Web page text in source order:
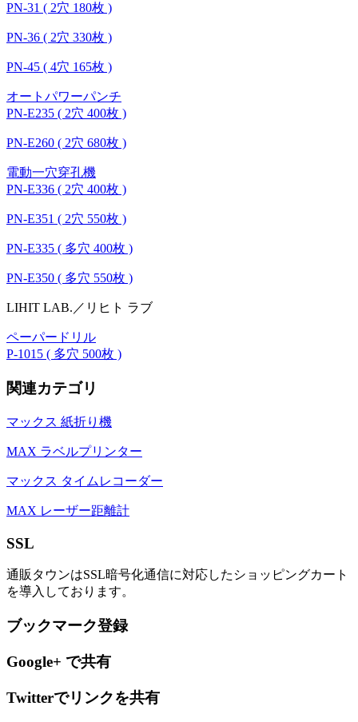
PN-31 ( 2穴 180枚 )
PN-36 ( 2穴 330枚 )
PN-45 ( 4穴 165枚 )
オートパワーパンチ
PN-E235 ( 2穴 400枚 )
PN-E260 ( 2穴 680枚 )
電動一穴穿孔機
PN-E336 ( 2穴 400枚 )
PN-E351 ( 2穴 550枚 )
PN-E335 ( 多穴 400枚 )
PN-E350 ( 多穴 550枚 )
LIHIT LAB.／リヒト ラブ
ペーパードリル
P-1015 ( 多穴 500枚 )
関連カテゴリ
マックス 紙折り機
MAX ラベルプリンター
マックス タイムレコーダー
MAX レーザー距離計
SSL
通販タウンはSSL暗号化通信に対応したショッピングカート
を導入しております。
ブックマーク登録
Google+ で共有
Twitterでリンクを共有